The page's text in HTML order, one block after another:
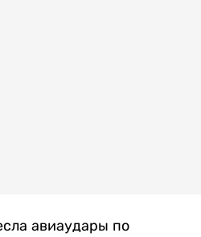
авиаудары по